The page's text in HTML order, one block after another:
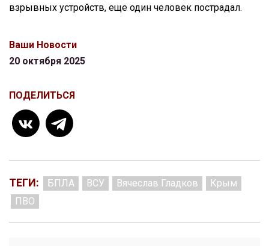
взрывных устройств, еще один человек пострадал.
Ваши Новости
20 октября 2025
ПОДЕЛИТЬСЯ
ТЕГИ: БПЛА ВСУ Вячеслав Гладков
Крым
ПВО